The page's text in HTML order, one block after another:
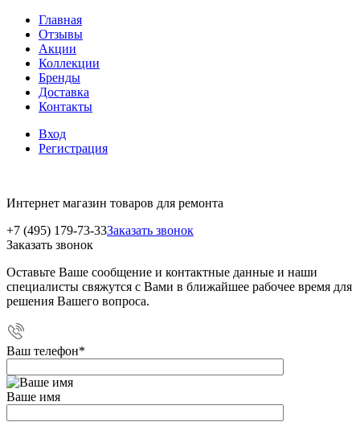
Главная
Отзывы
Акции
Коллекции
Бренды
Доставка
Контакты
Вход
Регистрация
Интернет магазин товаров для ремонта
+7 (495) 179-73-33Заказать звонок
Заказать звонок
Оставьте Ваше сообщение и контактные данные и наши
специалисты свяжутся с Вами в ближайшее рабочее время для
решения Вашего вопроса.
Ваш телефон*
Ваше имя